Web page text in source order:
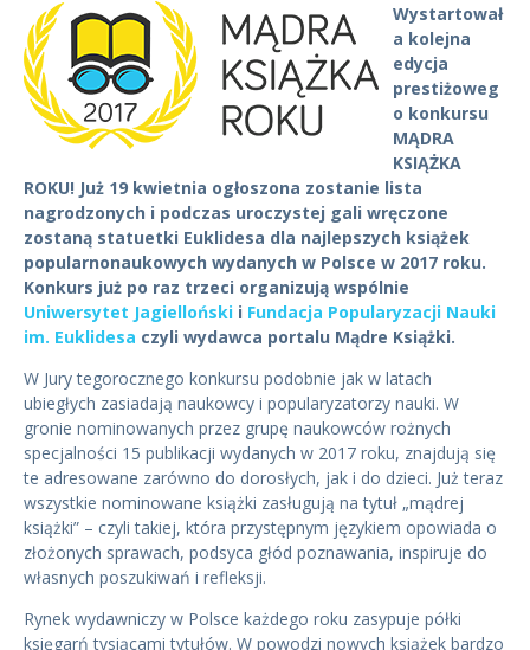
Wystartował
a kolejna
edycja
prestiżoweg
o konkursu
MĄDRA
KSIĄŻKA
ROKU! Już 19 kwietnia ogłoszona zostanie lista
nagrodzonych i podczas uroczystej gali wręczone
zostaną statuetki Euklidesa dla najlepszych książek
popularnonaukowych wydanych w Polsce w 2017 roku.
Konkurs już po raz trzeci organizują wspólnie
Uniwersytet Jagielloński i Fundacja Popularyzacji Nauki
im. Euklidesa czyli wydawca portalu Mądre Książki.
W Jury tegorocznego konkursu podobnie jak w latach
ubiegłych zasiadają naukowcy i popularyzatorzy nauki. W
gronie nominowanych przez grupę naukowców rożnych
specjalności 15 publikacji wydanych w 2017 roku, znajdują się
te adresowane zarówno do dorosłych, jak i do dzieci. Już teraz
wszystkie nominowane książki zasługują na tytuł „mądrej
książki” – czyli takiej, która przystępnym językiem opowiada o
złożonych sprawach, podsyca głód poznawania, inspiruje do
własnych poszukiwań i refleksji.
Rynek wydawniczy w Polsce każdego roku zasypuje półki
księgarń tysiącami tytułów. W powodzi nowych książek bardzo